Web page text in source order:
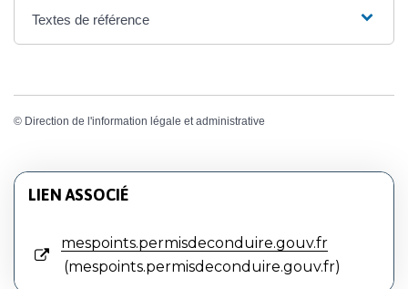
Textes de référence
© Direction de l'information légale et administrative
LIEN ASSOCIÉ
mespoints.permisdeconduire.gouv.fr
mespoints.permisdeconduire.gouv.fr